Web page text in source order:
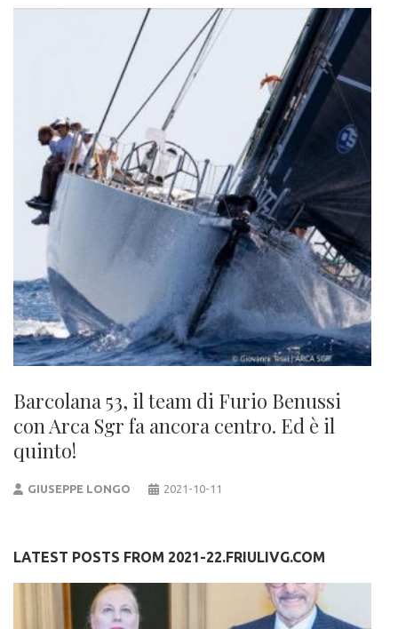
Barcolana 53, il team di Furio Benussi
con Arca Sgr fa ancora centro. Ed è il
quinto!
GIUSEPPE LONGO 2021-10-11
LATEST POSTS FROM 2021-22.FRIULIVG.COM